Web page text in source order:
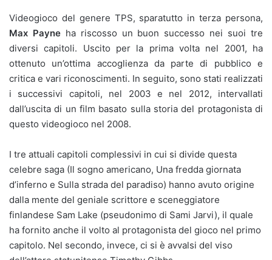
Videogioco del genere TPS, sparatutto in terza persona,
Max Payneha riscosso un buon successo nei suoi tre
diversi capitoli. Uscito per la prima volta nel 2001, ha
ottenuto un’ottima accoglienza da parte di pubblico e
critica e vari riconoscimenti. In seguito, sono stati realizzati
i successivi capitoli, nel 2003 e nel 2012, intervallati
dall’uscita di un film basato sulla storia del protagonista di
questo videogioco nel 2008.
I tre attuali capitoli complessivi in cui si divide questa
celebre saga (Il sogno americano, Una fredda giornata
d’inferno e Sulla strada del paradiso) hanno avuto origine
dalla mente del geniale scrittore e sceneggiatore
finlandese Sam Lake (pseudonimo di Sami Jarvi), il quale
ha fornito anche il volto al protagonista del gioco nel primo
capitolo. Nel secondo, invece, ci si è avvalsi del viso